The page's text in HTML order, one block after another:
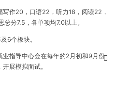
作20，口语22，听力18，阅读22，
分7.5，各单项均7.0以上。
6个板块。
指导中心会在每年的2月初和9月份
展模拟面试。